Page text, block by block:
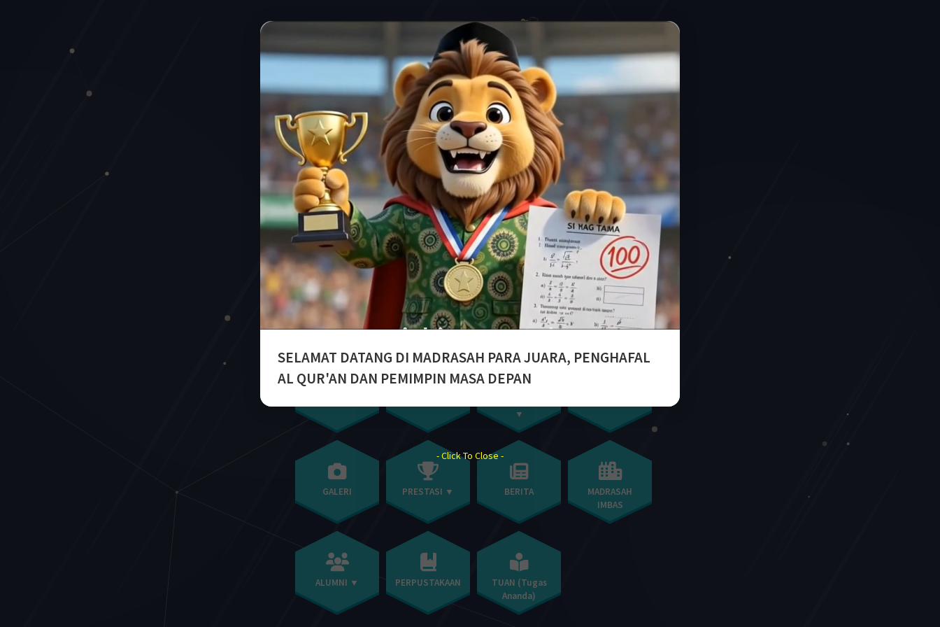
SELAMAT DATANG DI MADRASAH PARA JUARA, PENGHAFAL
AL QUR'AN DAN PEMIMPIN MASA DEPAN
- Click To Close -
MIN 2 KOTA MALANG
Smart, Religious, And Fun
WEBSITE KESISWAAN ▼ HUMAS ▼ PENGUMUMAN
PMBM ▼
LAP. KEUANGAN
▼
PROFIL ▼ LOGIN ▼
▼
GALERI PRESTASI ▼ BERITA
MADRASAH
IMBAS
ALUMNI ▼ PERPUSTAKAAN
TUAN (Tugas
Ananda)